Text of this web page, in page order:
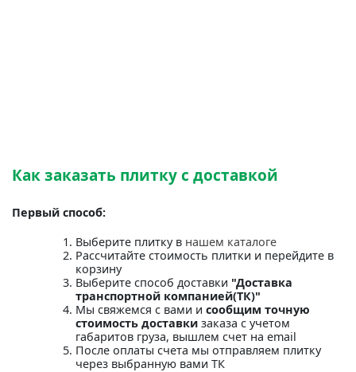
Как заказать плитку с доставкой
Первый способ:
Выберите плитку в нашем каталоге
Рассчитайте стоимость плитки и перейдите в
корзину
Выберите способ доставки "Доставка
транспортной компанией(ТК)"
Мы свяжемся с вами и сообщим точную
стоимость доставки заказа с учетом
габаритов груза, вышлем счет на email
После оплаты счета мы отправляем плитку
через выбранную вами ТК